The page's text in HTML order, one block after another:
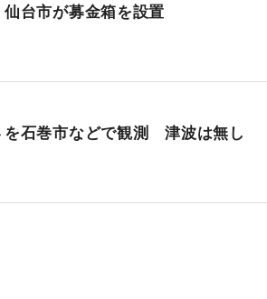
台市が募金箱を設置
石巻市などで観測 津波は無し